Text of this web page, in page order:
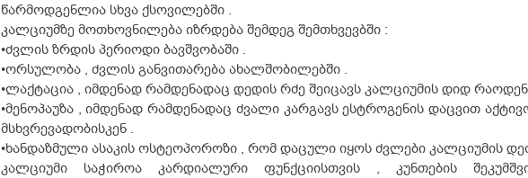
წარმოდგენლია სხვა ქსოვილებში .
კალციუმზე მოთხოვნილება იზრდება შემდეგ შემთხვევბში :
•ძვლის ზრდის პერიოდი ბავშვობაში .
•ორსულობა , ძვლის განვითარება ახალშობილებში .
•ლაქტაცია , იმდენად რამდენადაც დედის რძე შეიცავს კალციუმის დიდ
•მენოპაუზა , იმდენად რამდენადაც ძვალი კარგავს ესტროგენის დაცვით
მსხვრევადობისკენ .
•ხანდაზმული ასაკის ოსტეოპოროზი , რომ დაცული იყოს ძვლები კალციუმის
კალციუმი საჭიროა კარდიალური ფუნქციისთვის , კუნთების